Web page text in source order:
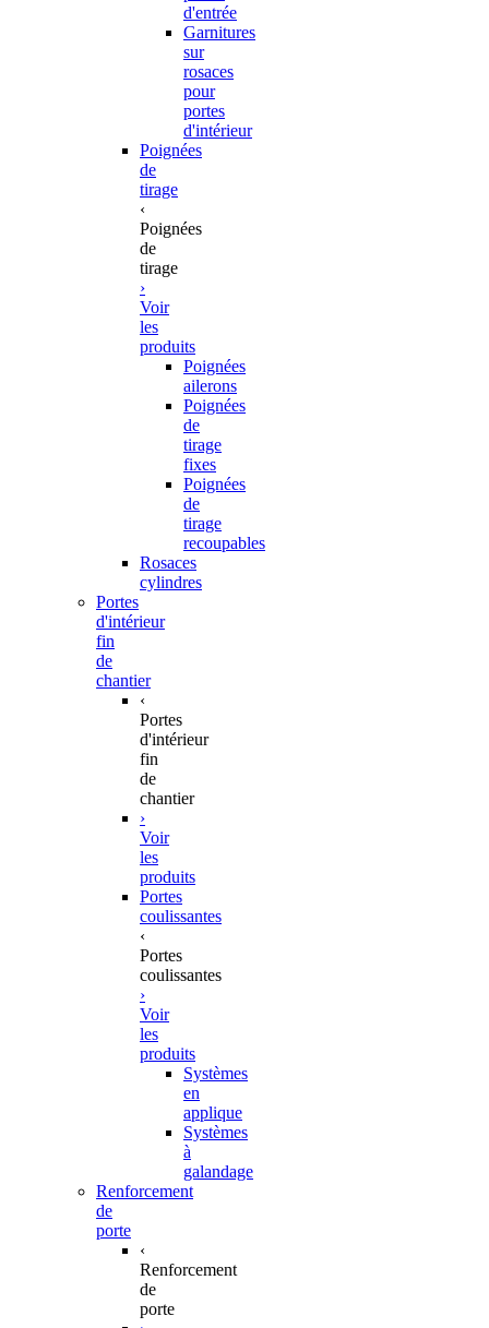
d'entrée
Garnitures
sur
rosaces
pour
portes
d'intérieur
Poignées
de
tirage
‹
Poignées
de
tirage
›
Voir
les
produits
Poignées
ailerons
Poignées
de
tirage
fixes
Poignées
de
tirage
recoupables
Rosaces
cylindres
Portes
d'intérieur
fin
de
chantier
‹
Portes
d'intérieur
fin
de
chantier
›
Voir
les
produits
Portes
coulissantes
‹
Portes
coulissantes
›
Voir
les
produits
Systèmes
en
applique
Systèmes
à
galandage
Renforcement
de
porte
‹
Renforcement
de
porte